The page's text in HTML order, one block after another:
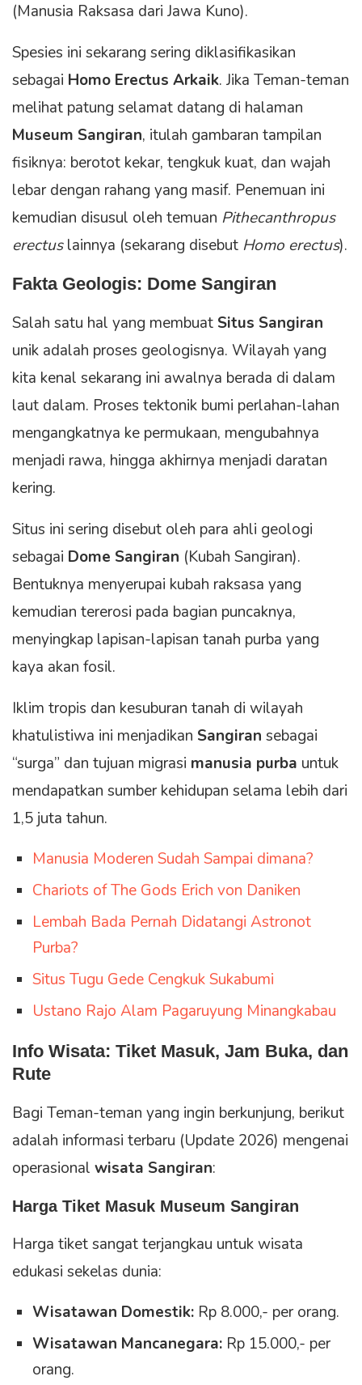
(Manusia Raksasa dari Jawa Kuno).
Spesies ini sekarang sering diklasifikasikan
sebagai Homo Erectus Arkaik. Jika Teman-teman
melihat patung selamat datang di halaman
Museum Sangiran, itulah gambaran tampilan
fisiknya: berotot kekar, tengkuk kuat, dan wajah
lebar dengan rahang yang masif. Penemuan ini
kemudian disusul oleh temuan Pithecanthropus
erectuslainnya (sekarang disebut Homo erectus).
Fakta Geologis: Dome Sangiran
Salah satu hal yang membuat Situs Sangiran
unik adalah proses geologisnya. Wilayah yang
kita kenal sekarang ini awalnya berada di dalam
laut dalam. Proses tektonik bumi perlahan-lahan
mengangkatnya ke permukaan, mengubahnya
menjadi rawa, hingga akhirnya menjadi daratan
kering.
Situs ini sering disebut oleh para ahli geologi
sebagai Dome Sangiran (Kubah Sangiran).
Bentuknya menyerupai kubah raksasa yang
kemudian tererosi pada bagian puncaknya,
menyingkap lapisan-lapisan tanah purba yang
kaya akan fosil.
Iklim tropis dan kesuburan tanah di wilayah
khatulistiwa ini menjadikan Sangiran sebagai
“surga” dan tujuan migrasi manusia purba untuk
mendapatkan sumber kehidupan selama lebih dari
1,5 juta tahun.
Manusia Moderen Sudah Sampai dimana?
Chariots of The Gods Erich von Daniken
Lembah Bada Pernah Didatangi Astronot
Purba?
Situs Tugu Gede Cengkuk Sukabumi
Ustano Rajo Alam Pagaruyung Minangkabau
Info Wisata: Tiket Masuk, Jam Buka, dan
Rute
Bagi Teman-teman yang ingin berkunjung, berikut
adalah informasi terbaru (Update 2026) mengenai
operasional wisata Sangiran:
Harga Tiket Masuk Museum Sangiran
Harga tiket sangat terjangkau untuk wisata
edukasi sekelas dunia:
Wisatawan Domestik: Rp 8.000,- per orang.
Wisatawan Mancanegara: Rp 15.000,- per
orang.